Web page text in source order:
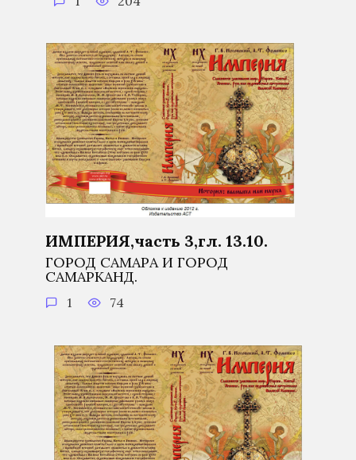
ИМПЕРИЯ,часть 3,гл. 13.10.
ГОРОД САМАРА И ГОРОД
САМАРКАНД.
1 74